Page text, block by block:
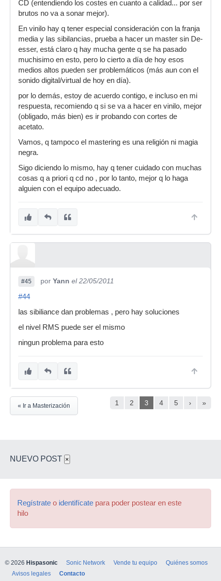
CD (entendiendo los costes en cuanto a calidad... por ser
brutos no va a sonar mejor).
En vinilo hay q tener especial consideración con la franja
media y las sibilancias, prueba a hacer un master sin De-
esser, está claro q hay mucha gente q se ha pasado
muchisimo en esto, pero lo cierto a día de hoy esos
medios altos pueden ser problemáticos (más aun con el
sonido digital/virtual de hoy en día).
por lo demás, estoy de acuerdo contigo, e incluso en mi
respuesta, recomiendo q si se va a hacer en vinilo, mejor
(obligado, más bien) es ir probando con cortes de
acetato.
Vamos, q tampoco el mastering es una religión ni magia
negra.
Sigo diciendo lo mismo, hay q tener cuidado con muchas
cosas q a priori q cd no , por lo tanto, mejor q lo haga
alguien con el equipo adecuado.
#45 por Yann el 22/05/2011
#44
las sibiliance dan problemas , pero hay soluciones
el nivel RMS puede ser el mismo
ningun problema para esto
1 2 3 4 5 › »
« Ir a Masterización
NUEVO POST ×
Regístrate o identifícate para poder postear en este
hilo
© 2026 Hispasonic Sonic Network Vende tu equipo
Quiénes somos
Avisos legales
Contacto